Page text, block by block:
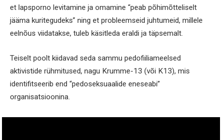
et lapsporno levitamine ja omamine “peab põhimõtteliselt
jääma kuritegudeks” ning et probleemseid juhtumeid, millele
eelnõus viidatakse, tuleb käsitleda eraldi ja täpsemalt.
Teiselt poolt kiidavad seda sammu pedofiiliameelsed
aktivistide rühmitused, nagu Krumme-13 (või K13), mis
identifitseerib end “pedoseksuaalide eneseabi”
organisatsioonina.